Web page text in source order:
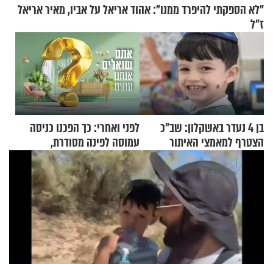
"לא הספקתי להיפרד ממנו": אהוד אריאל על אביו, מאיר אריאל
ז"ל
בן 4 נעדר באשקלון: שב"כ
הצטרף למאמצי האיתור
לפני ואחרי: כך הפכנו כניסה
עמוסה לפינה מסודרת,
שימושית ומזמינה